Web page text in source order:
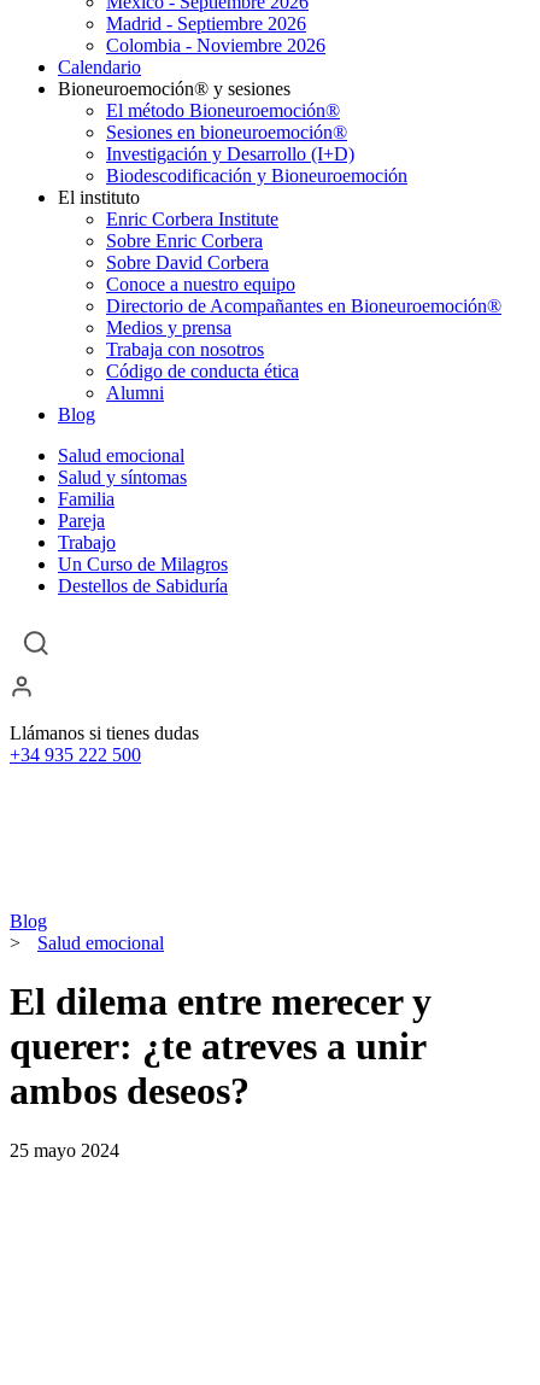
Madrid - Septiembre 2026
Colombia - Noviembre 2026
Calendario
Bioneuroemoción® y sesiones
El método Bioneuroemoción®
Sesiones en bioneuroemoción®
Investigación y Desarrollo (I+D)
Biodescodificación y Bioneuroemoción
El instituto
Enric Corbera Institute
Sobre Enric Corbera
Sobre David Corbera
Conoce a nuestro equipo
Directorio de Acompañantes en Bioneuroemoción®
Medios y prensa
Trabaja con nosotros
Código de conducta ética
Alumni
Blog
Salud emocional
Salud y síntomas
Familia
Pareja
Trabajo
Un Curso de Milagros
Destellos de Sabiduría
Llámanos si tienes dudas
+34 935 222 500
Blog
>
Salud emocional
El dilema entre merecer y
querer: ¿te atreves a unir
ambos deseos?
25 mayo 2024